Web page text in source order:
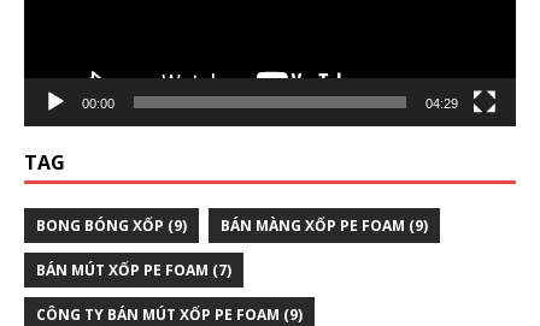
00:00 04:29
TAG
BONG BÓNG XỐP (9) BÁN MÀNG XỐP PE FOAM (9)
BÁN MÚT XỐP PE FOAM (7)
CÔNG TY BÁN MÚT XỐP PE FOAM (9)